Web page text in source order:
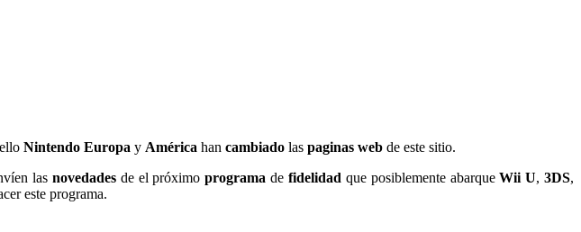
Nintendo Europa y América han cambiado las paginas web de este sitio.
las novedadesde el próximoprograma de fidelidad que posiblemente abarqueWii U,3DS,
este programa.